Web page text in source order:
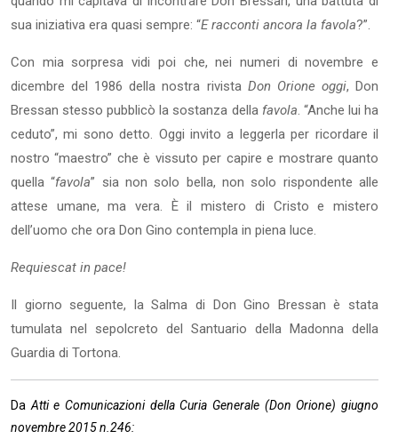
sua iniziativa era quasi sempre: “E racconti ancora la favola?”.
Con mia sorpresa vidi poi che, nei numeri di novembre e
dicembre del 1986 della nostra rivista Don Orione oggi, Don
Bressan stesso pubblicò la sostanza della favola . “Anche lui ha
ceduto”, mi sono detto. Oggi invito a leggerla per ricordare il
nostro “maestro” che è vissuto per capire e mostrare quanto
quella “favola” sia non solo bella, non solo rispondente alle
attese umane, ma vera. È il mistero di Cristo e mistero
dell’uomo che ora Don Gino contempla in piena luce.
Requiescat in pace!
Il giorno seguente, la Salma di Don Gino Bressan è stata
tumulata nel sepolcreto del Santuario della Madonna della
Guardia di Tortona.
Da Atti e Comunicazioni della Curia Generale (Don Orione) giugno
novembre 2015 n.246: